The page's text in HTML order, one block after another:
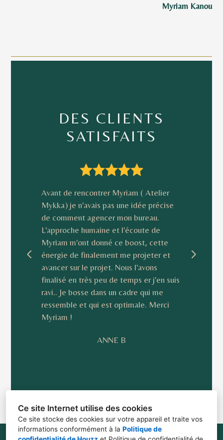
Ce site Internet utilise des cookies
Ce site stocke des cookies sur votre appareil et traite vos
informations conformément à la Politique de
Myriam Kanou
DES CLIENTS
SATISFAITS
Avant de rencontrer Myriam ( Atelier
Mykka) je n'avais pas une idée précise
de comment agencer mon bureau.
L'approche humaine et l'écoute de
Myriam m'ont donné ce boost, cette
énergie de finalement me projeter et
avancer sur le projet. Nous l'avons
finalisé en très peu de temps er j'en suis
ravi.. Je bosse dans un cadre qui me
ressemble et qui est optimale. Merci
Myriam !
ANNE B